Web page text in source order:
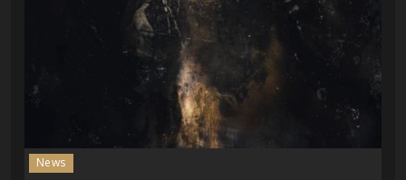
News